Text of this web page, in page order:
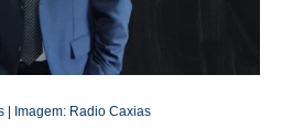
| Imagem: Radio Caxias